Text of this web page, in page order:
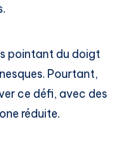
pointant du doigt
Pourtant,
ce défi, avec des
réduite.